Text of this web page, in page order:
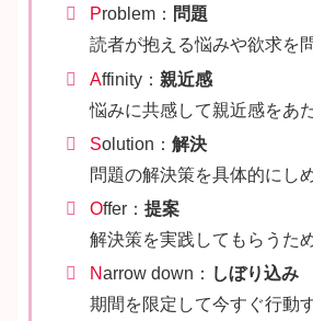
Problem： 問題
読者が抱える悩みや欲求を
Affinity：親近感
悩みに共感して親近感をあ
Solution：解決
問題の解決策を具体的にし
Offer：提案
解決策を実践してもらうた
Narrow down： しぼり込み
期間を限定して今すぐ行動